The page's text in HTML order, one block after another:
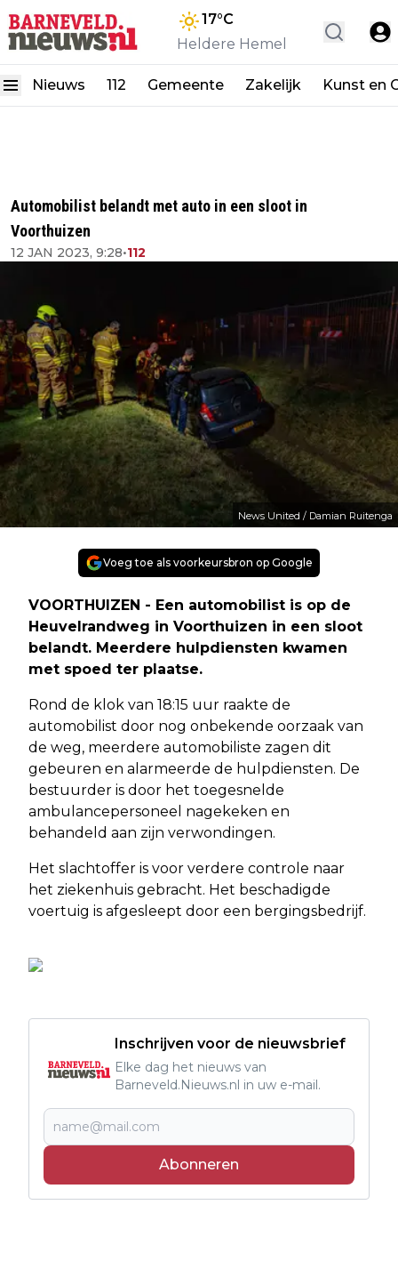
17°C
Heldere Hemel
Nieuws 112 Gemeente Zakelijk Kunst en
Automobilist belandt met auto in een sloot in
Voorthuizen
12 JAN 2023, 9:28•112
News United / Damian Ruitenga
Voeg toe als voorkeursbron op Google
VOORTHUIZEN - Een automobilist is op de
Heuvelrandweg in Voorthuizen in een sloot
belandt. Meerdere hulpdiensten kwamen
met spoed ter plaatse.
Rond de klok van 18:15 uur raakte de
automobilist door nog onbekende oorzaak van
de weg, meerdere automobiliste zagen dit
gebeuren en alarmeerde de hulpdiensten. De
bestuurder is door het toegesnelde
ambulancepersoneel nagekeken en
behandeld aan zijn verwondingen.
Het slachtoffer is voor verdere controle naar
het ziekenhuis gebracht. Het beschadigde
voertuig is afgesleept door een bergingsbedrijf.
Inschrijven voor de nieuwsbrief
Elke dag het nieuws van
Barneveld.Nieuws.nl in uw e-mail.
Abonneren